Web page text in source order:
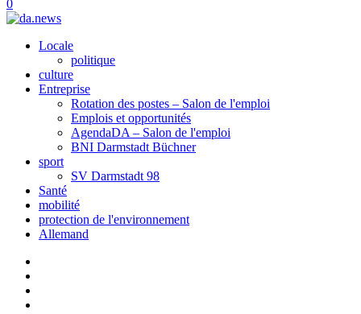
0
Locale
politique
culture
Entreprise
Rotation des postes – Salon de l'emploi
Emplois et opportunités
AgendaDA – Salon de l'emploi
BNI Darmstadt Büchner
sport
SV Darmstadt 98
Santé
mobilité
protection de l'environnement
Allemand